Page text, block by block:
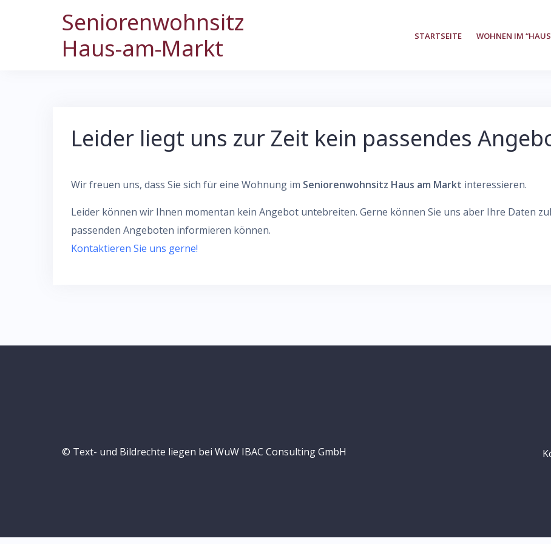
Seniorenwohnsitz
Haus-am-Markt
STARTSEITE WOHNEN IM
Leider liegt uns zur Zeit kein passendes
Wir freuen uns, dass Sie sich für eine Wohnung im Seniorenwohnsitz Haus am Markt interessieren.
Leider können wir Ihnen momentan kein Angebot untebreiten. Gerne können Sie uns aber Ihre Daten
passenden Angeboten informieren können.
Kontaktieren Sie uns gerne!
© Text- und Bildrechte liegen bei WuW IBAC Consulting GmbH